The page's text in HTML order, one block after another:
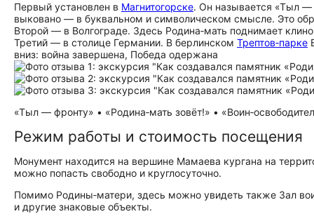
Первый установлен в Магнитогорске. Он называется «Тыл —
выковано — в буквальном и символическом смысле. Это
Второй — в Волгограде. Здесь Родина‑мать поднимает
Третий — в столице Германии. В берлинском Трептов‑парке
вниз: война завершена, Победа одержана
«Тыл — фронту» • «Родина‑мать зовёт!» •
Режим работы и стоимость посещения
Монумент находится на вершине Мамаева кургана на
можно попасть свободно и круглосуточно.
Помимо Родины‑матери, здесь можно увидеть также Зал
и другие знаковые объекты.